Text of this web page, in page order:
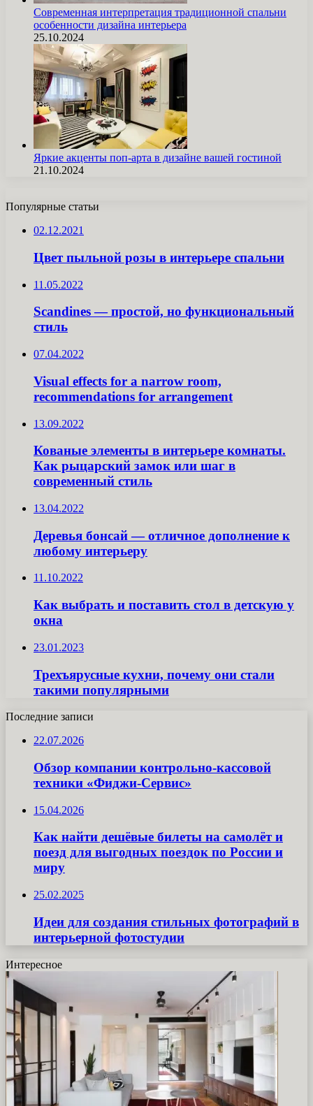
Современная интерпретация традиционной спальни
особенности дизайна интерьера
25.10.2024
Яркие акценты поп-арта в дизайне вашей гостиной
21.10.2024
Популярные статьи
02.12.2021
Цвет пыльной розы в интерьере спальни
11.05.2022
Scandines — простой, но функциональный
стиль
07.04.2022
Visual effects for a narrow room,
recommendations for arrangement
13.09.2022
Кованые элементы в интерьере комнаты.
Как рыцарский замок или шаг в
современный стиль
13.04.2022
Деревья бонсай — отличное дополнение к
любому интерьеру
11.10.2022
Как выбрать и поставить стол в детскую у
окна
23.01.2023
Трехъярусные кухни, почему они стали
такими популярными
Последние записи
22.07.2026
Обзор компании контрольно-кассовой
техники «Фиджи-Сервис»
15.04.2026
Как найти дешёвые билеты на самолёт и
поезд для выгодных поездок по России и
миру
25.02.2025
Идеи для создания стильных фотографий в
интерьерной фотостудии
Интересное